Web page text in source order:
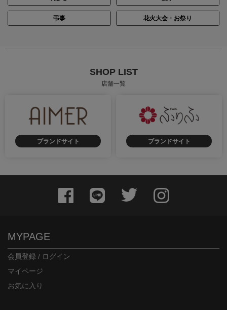
身長：161cm 身長：163cm
弔事 花火大会・お祭り
SHOP LIST
店舗一覧
ブランドサイト ブランドサイト
MYPAGE
会員登録 / ログイン
マイページ
お気に入り